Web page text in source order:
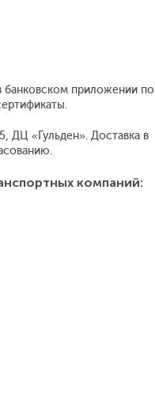
банковском приложении по
ДЦ «Гульден». Доставка в
компаний: